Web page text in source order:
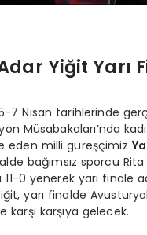
Yiğit Yarı
7 Nisan tarihlerinde
Müsabakaları’nda
eden milli güreşçimiz
bağımsız sporcu Rita
0 yenerek yarı finale
yarı finalde
karşı karşıya gelecek.